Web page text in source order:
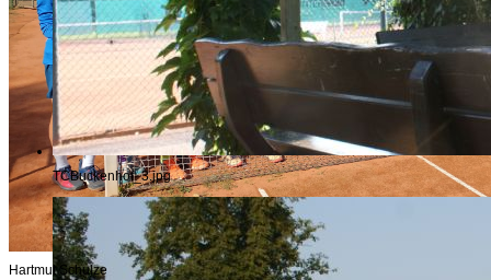
TCBuckenhof_3.jpg
Hartmut Schulze